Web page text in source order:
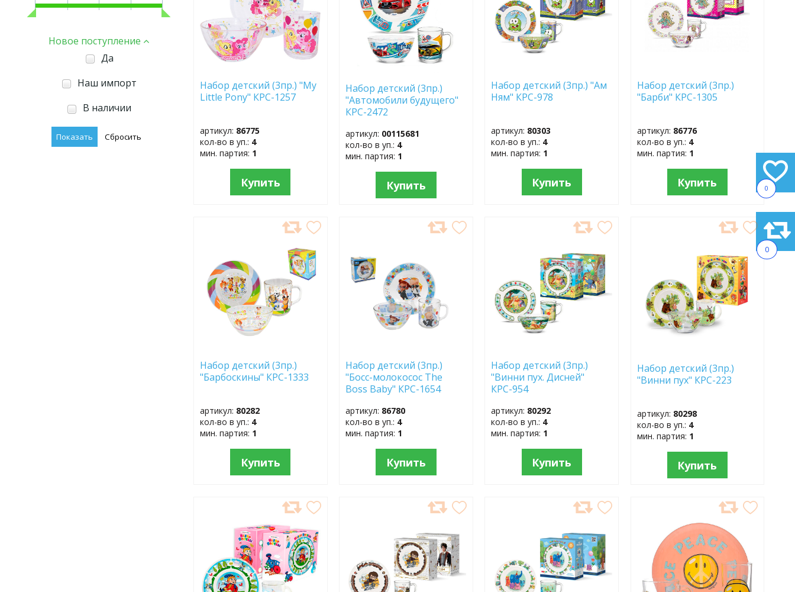
0
0
Новое поступление
Да
Наш импорт
В наличии
Набор детский (3пр.) "My
Little Pony" КРС-1257
артикул: 86775
кол-во в уп.: 4
мин. партия: 1
Купить
Набор детский (3пр.)
"Автомобили будущего"
КРС-2472
артикул: 00115681
кол-во в уп.: 4
мин. партия: 1
Купить
Набор детский (3пр.) "Ам
Ням" КРС-978
артикул: 80303
кол-во в уп.: 4
мин. партия: 1
Купить
Набор детский (3пр.)
"Барби" КРС-1305
артикул: 86776
кол-во в уп.: 4
мин. партия: 1
Купить
Набор детский (3пр.)
"Барбоскины" КРС-1333
артикул: 80282
кол-во в уп.: 4
мин. партия: 1
Купить
Набор детский (3пр.)
"Босс-молокосос The
Boss Baby" КРС-1654
артикул: 86780
кол-во в уп.: 4
мин. партия: 1
Купить
Набор детский (3пр.)
"Винни пух. Дисней"
КРС-954
артикул: 80292
кол-во в уп.: 4
мин. партия: 1
Купить
ИЗБРАННОЕ
Набор детский (3пр.)
"Винни пух" КРС-223
артикул: 80298
кол-во в уп.: 4
мин. партия: 1
Купить
ИЗБРАННОЕ
ИЗБРАННОЕ